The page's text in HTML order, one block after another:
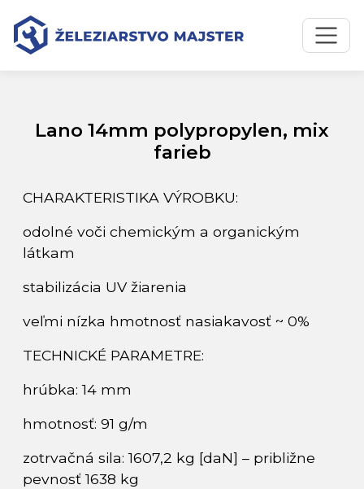
Preskočiť na obsah
Preskočiť na hlavné menu
Úvodná stránka
Lano 14mm polypropylen, mix farieb
Lano 14mm polypropylen, mix
farieb
CHARAKTERISTIKA VÝROBKU:
odolné voči chemickým a organickým
látkam
stabilizácia UV žiarenia
veľmi nízka hmotnosť nasiakavosť ~ 0%
TECHNICKÉ PARAMETRE:
hrúbka: 14 mm
hmotnosť: 91 g/m
zotrvačná sila: 1607,2 kg [daN] – približne
pevnosť 1638 kg